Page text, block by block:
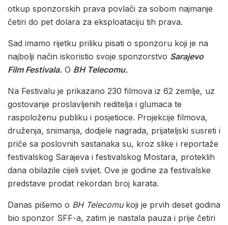
otkup sponzorskih prava povlači za sobom najmanje
četiri do pet dolara za eksploataciju tih prava.
Sad imamo rijetku priliku pisati o sponzoru koji je na
najbolji način iskoristio svoje sponzorstvo Sarajevo
Film Festivala. O BH Telecomu.
Na Festivalu je prikazano 230 filmova iz 62 zemlje, uz
gostovanje proslavljenih reditelja i glumaca te
raspoloženu publiku i posjetioce. Projekcije filmova,
druženja, snimanja, dodjele nagrada, prijateljski susreti i
priče sa poslovnih sastanaka su, kroz slike i reportaže
festivalskog Sarajeva i festivalskog Mostara, proteklih
dana obilazile cijeli svijet. Ove je godine za festivalske
predstave prodat rekordan broj karata.
Danas pišemo o BH Telecomukoji je prvih deset godina
bio sponzor SFF-a, zatim je nastala pauza i prije četiri